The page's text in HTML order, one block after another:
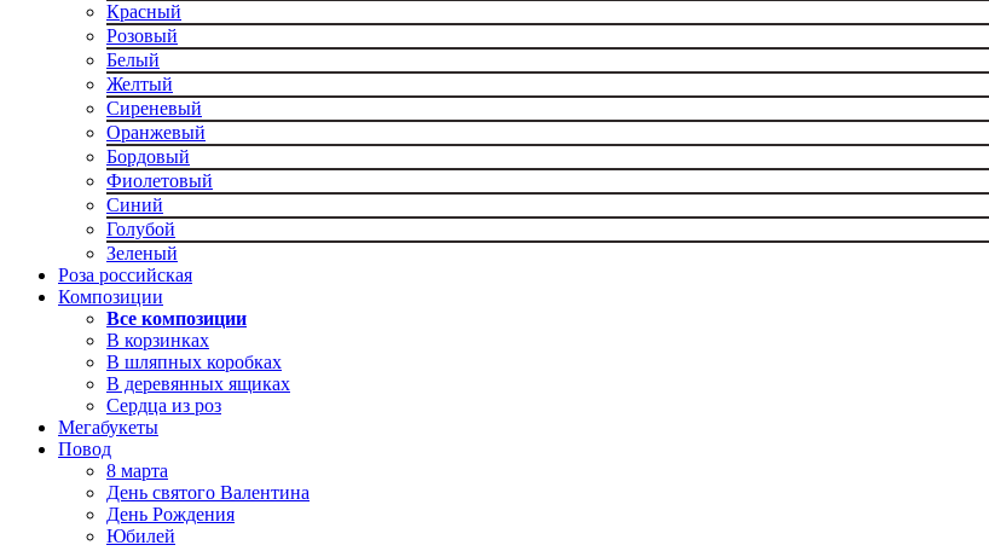
Красный
Розовый
Белый
Желтый
Сиреневый
Оранжевый
Бордовый
Фиолетовый
Синий
Голубой
Зеленый
Роза российская
Композиции
Все композиции
В корзинках
В шляпных коробках
В деревянных ящиках
Сердца из роз
Мегабукеты
Повод
8 марта
День святого Валентина
День Рождения
Юбилей